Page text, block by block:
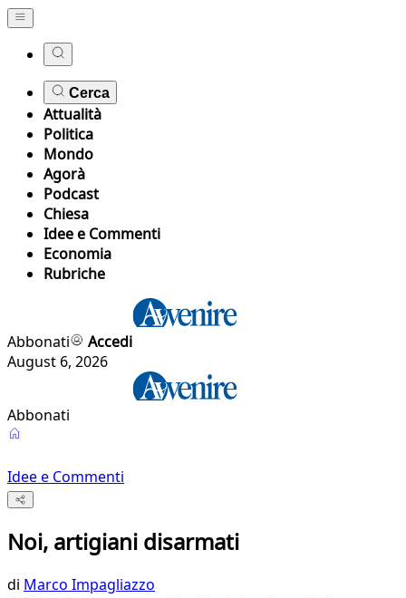
Cerca
Attualità
Politica
Mondo
Agorà
Podcast
Chiesa
Idee e Commenti
Economia
Rubriche
Abbonati
Accedi
August 6, 2026
Abbonati
Idee e Commenti
Noi, artigiani disarmati
di Marco Impagliazzo